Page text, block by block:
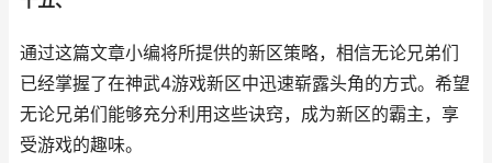
通过这篇文章小编将所提供的新区策略，相信无论兄弟们
已经掌握了在神武4游戏新区中迅速崭露头角的方式。希望
无论兄弟们能够充分利用这些诀窍，成为新区的霸主，享
受游戏的趣味。